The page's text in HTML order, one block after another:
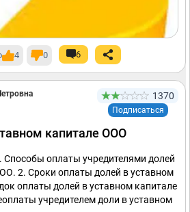
4 0 6
1370
Подписаться
капитале ООО
Способы оплаты учредителями долей
2. Сроки оплаты долей в уставном
оплаты долей в уставном капитале
учредителем доли в уставном